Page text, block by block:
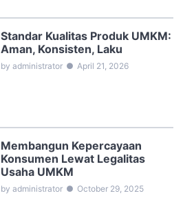
Standar Kualitas Produk UMKM:
Aman, Konsisten, Laku
by administrator ● April 21, 2026
Membangun Kepercayaan
Konsumen Lewat Legalitas
Usaha UMKM
by administrator ● October 29, 2025